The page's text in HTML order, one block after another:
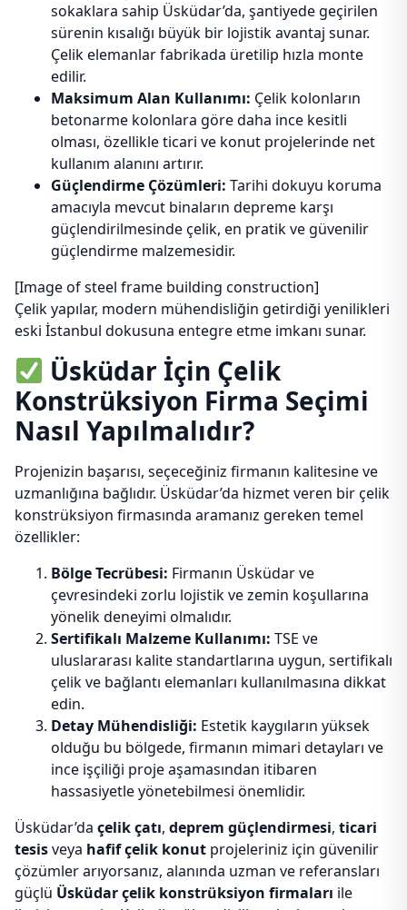
sokaklara sahip Üsküdar’da, şantiyede geçirilen
sürenin kısalığı büyük bir lojistik avantaj sunar.
Çelik elemanlar fabrikada üretilip hızla monte
edilir.
Maksimum Alan Kullanımı: Çelik kolonların
betonarme kolonlara göre daha ince kesitli
olması, özellikle ticari ve konut projelerinde net
kullanım alanını artırır.
Güçlendirme Çözümleri: Tarihi dokuyu koruma
amacıyla mevcut binaların depreme karşı
güçlendirilmesinde çelik, en pratik ve güvenilir
güçlendirme malzemesidir.
[Image of steel frame building construction]
Çelik yapılar, modern mühendisliğin getirdiği yenilikleri
eski İstanbul dokusuna entegre etme imkanı sunar.
Üsküdar İçin Çelik
Konstrüksiyon Firma Seçimi
Nasıl Yapılmalıdır?
Projenizin başarısı, seçeceğiniz firmanın kalitesine ve
uzmanlığına bağlıdır. Üsküdar’da hizmet veren bir çelik
konstrüksiyon firmasında aramanız gereken temel
özellikler:
Bölge Tecrübesi: Firmanın Üsküdar ve
çevresindeki zorlu lojistik ve zemin koşullarına
yönelik deneyimi olmalıdır.
Sertifikalı Malzeme Kullanımı: TSE ve
uluslararası kalite standartlarına uygun, sertifikalı
çelik ve bağlantı elemanları kullanılmasına dikkat
edin.
Detay Mühendisliği: Estetik kaygıların yüksek
olduğu bu bölgede, firmanın mimari detayları ve
ince işçiliği proje aşamasından itibaren
hassasiyetle yönetebilmesi önemlidir.
Üsküdar’da çelik çatı, deprem güçlendirmesi, ticari
tesisveya hafif çelik konut projeleriniz için güvenilir
çözümler arıyorsanız, alanında uzman ve referansları
güçlü Üsküdar çelik konstrüksiyon firmaları ile